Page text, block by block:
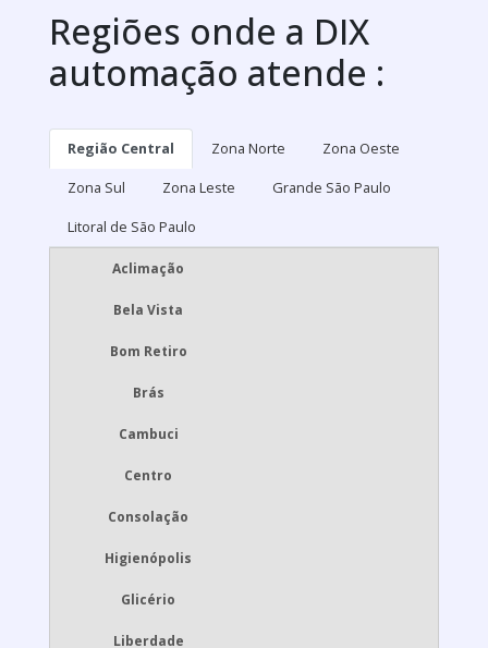
Galeria de imagens ilustrativas
referente à Relé programável
metaltex